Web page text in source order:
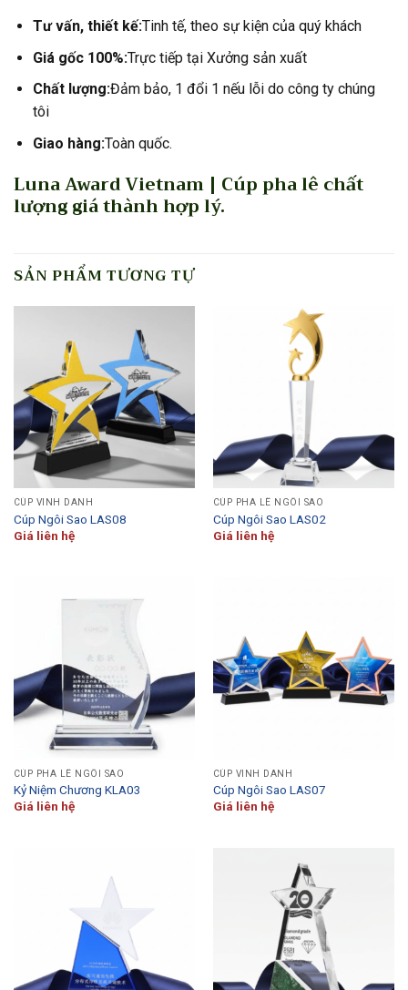
Tư vấn, thiết kế:Tinh tế, theo sự kiện của quý khách
Giá gốc 100%:Trực tiếp tại Xưởng sản xuất
Chất lượng:Đảm bảo, 1 đổi 1 nếu lỗi do công ty chúng
tôi
Giao hàng:Toàn quốc.
Luna Award Vietnam | Cúp pha lê chất
lượng giá thành hợp lý.
SẢN PHẨM TƯƠNG TỰ
CÚP VINH DANH
Cúp Ngôi Sao LAS08
Giá liên hệ
CÚP PHA LÊ NGÔI SAO
Cúp Ngôi Sao LAS02
Giá liên hệ
CÚP PHA LÊ NGÔI SAO
Kỷ Niệm Chương KLA03
Giá liên hệ
CÚP VINH DANH
Cúp Ngôi Sao LAS07
Giá liên hệ